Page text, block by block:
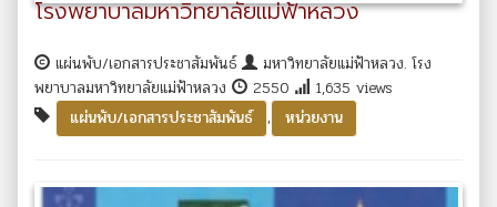
โรงพยาบาลมหาวิทยาลัยแม่ฟ้าหลวง
แผ่นพับ/เอกสารประชาสัมพันธ์
มหาวิทยาลัยแม่ฟ้าหลวง. โรง
พยาบาลมหาวิทยาลัยแม่ฟ้าหลวง
2550
1,635 views
แผ่นพับ/เอกสารประชาสัมพันธ์
, หน่วยงาน